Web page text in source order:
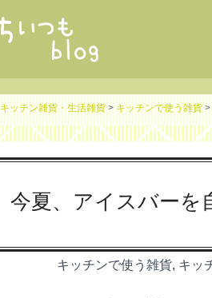
キッチン雑貨・生活雑貨 > キッチンで使う雑貨 >
今夏、アイスバーを
キッチンで使う雑貨, キッ